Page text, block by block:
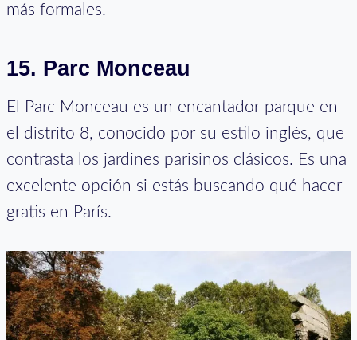
más formales.
15. Parc Monceau
El Parc Monceau es un encantador parque en
el distrito 8, conocido por su estilo inglés, que
contrasta los jardines parisinos clásicos. Es una
excelente opción si estás buscando qué hacer
gratis en París.